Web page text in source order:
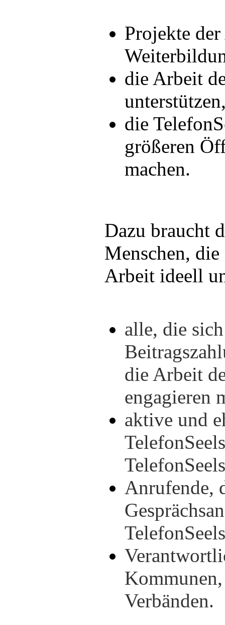
Projekte
die Arbeit
die
größeren
machen.
Dazu braucht
Menschen, die
Arbeit ideell
alle, die
die Arbeit
engagieren
aktive und
Anrufende,
Verbänden.